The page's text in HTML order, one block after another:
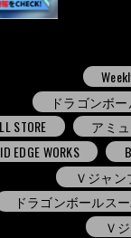
ドラゴンボー
STORE
アミ
EDGE WORKS
Ｖジャン
ドラゴンボールス
Ｖ